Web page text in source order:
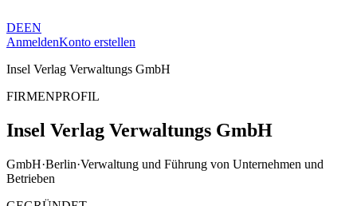
DEEN
AnmeldenKonto erstellen
Insel Verlag Verwaltungs GmbH
FIRMENPROFIL
Insel Verlag Verwaltungs GmbH
GmbH·Berlin·Verwaltung und Führung von Unternehmen und
Betrieben